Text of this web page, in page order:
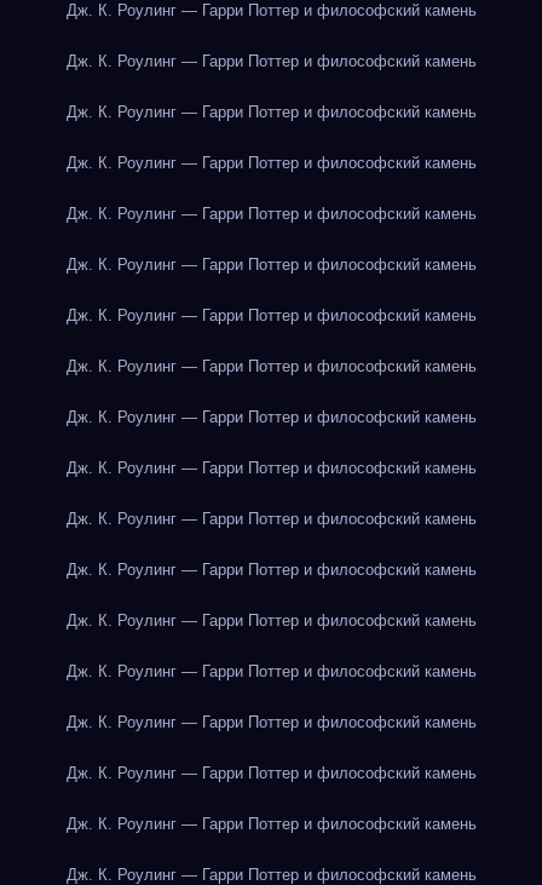
Дж. К. Роулинг — Гарри Поттер и философский камень
Дж. К. Роулинг — Гарри Поттер и философский камень
Дж. К. Роулинг — Гарри Поттер и философский камень
Дж. К. Роулинг — Гарри Поттер и философский камень
Дж. К. Роулинг — Гарри Поттер и философский камень
Дж. К. Роулинг — Гарри Поттер и философский камень
Дж. К. Роулинг — Гарри Поттер и философский камень
Дж. К. Роулинг — Гарри Поттер и философский камень
Дж. К. Роулинг — Гарри Поттер и философский камень
Дж. К. Роулинг — Гарри Поттер и философский камень
Дж. К. Роулинг — Гарри Поттер и философский камень
Дж. К. Роулинг — Гарри Поттер и философский камень
Дж. К. Роулинг — Гарри Поттер и философский камень
Дж. К. Роулинг — Гарри Поттер и философский камень
Дж. К. Роулинг — Гарри Поттер и философский камень
Дж. К. Роулинг — Гарри Поттер и философский камень
Дж. К. Роулинг — Гарри Поттер и философский камень
Дж. К. Роулинг — Гарри Поттер и философский камень